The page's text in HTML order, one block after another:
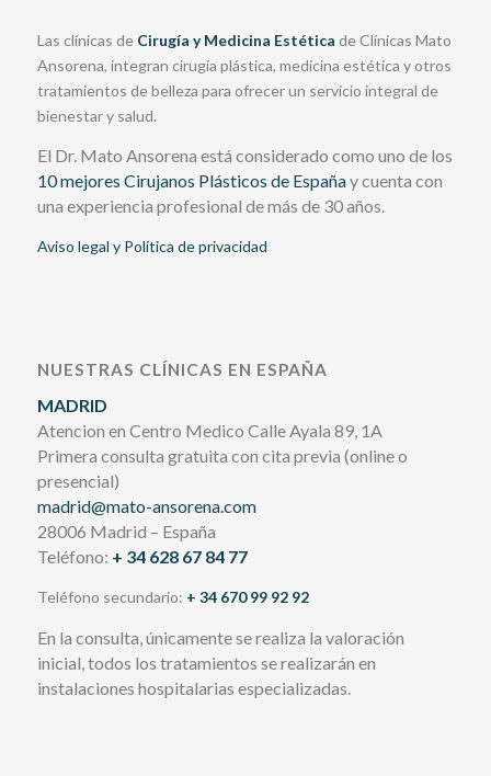
Las clínicas de Cirugía y Medicina Estética de Clínicas Mato
Ansorena, integran cirugía plástica, medicina estética y otros
tratamientos de belleza para ofrecer un servicio integral de
bienestar y salud.
El Dr. Mato Ansorena está considerado como uno de los
10 mejores Cirujanos Plásticos de Españay cuenta con
una experiencia profesional de más de 30 años.
Aviso legal y Política de privacidad
NUESTRAS CLÍNICAS EN ESPAÑA
MADRID
Atencion en Centro Medico Calle Ayala 89, 1A
Primera consulta gratuita con cita previa (online o
presencial)
madrid@mato-ansorena.com
28006 Madrid – España
Teléfono: + 34 628 67 84 77
Teléfono secundario: + 34 670 99 92 92
En la consulta, únicamente se realiza la valoración
inicial, todos los tratamientos se realizarán en
instalaciones hospitalarias especializadas.